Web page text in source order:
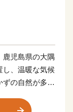
鹿児島県の大隅
し、温暖な気候
ずの自然が多く